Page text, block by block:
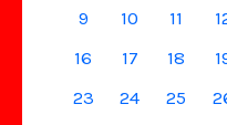
9
10 11
16
17 18
23
24 25